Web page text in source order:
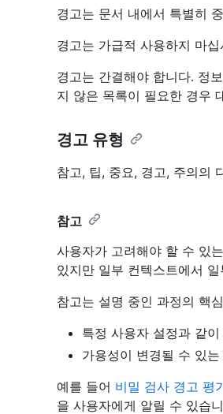
경고는 문서 내에서 특별히
경고는 가급적 사용하지 마
경고는 간결해야 합니다. 정
지 않은 목록이 필요한 경우
경고 유형
참고, 팁, 중요, 경고, 주의의
참고
사용자가 고려해야 할 수 있
있지만 일부 컨텍스트에서
참고는 설명 중인 과정의 핵
특정 사용자 설정과 같
가용성이 변경될 수 있
예를 들어 비밀 검사 경고 평
을 사용자에게 알릴 수 있습